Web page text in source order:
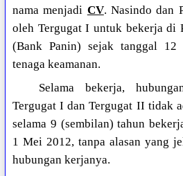
nama menjadi CV. Nasindo dan
oleh Tergugat I untuk bekerja di
(Bank Panin) sejak tanggal 12
tenaga keamanan.
Selama bekerja,
Tergugat I dan Tergugat II tidak
selama 9 (sembilan) tahun
1 Mei 2012, tanpa alasan yang
hubungan kerjanya.